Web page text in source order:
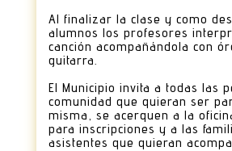
Al finalizar la clase y como
alumnos los profesores
canción acompañándola con
guitarra.
El Municipio invita a todas las
comunidad que quieran ser
misma, se acerquen a la
para inscripciones y a las
asistentes que quieran